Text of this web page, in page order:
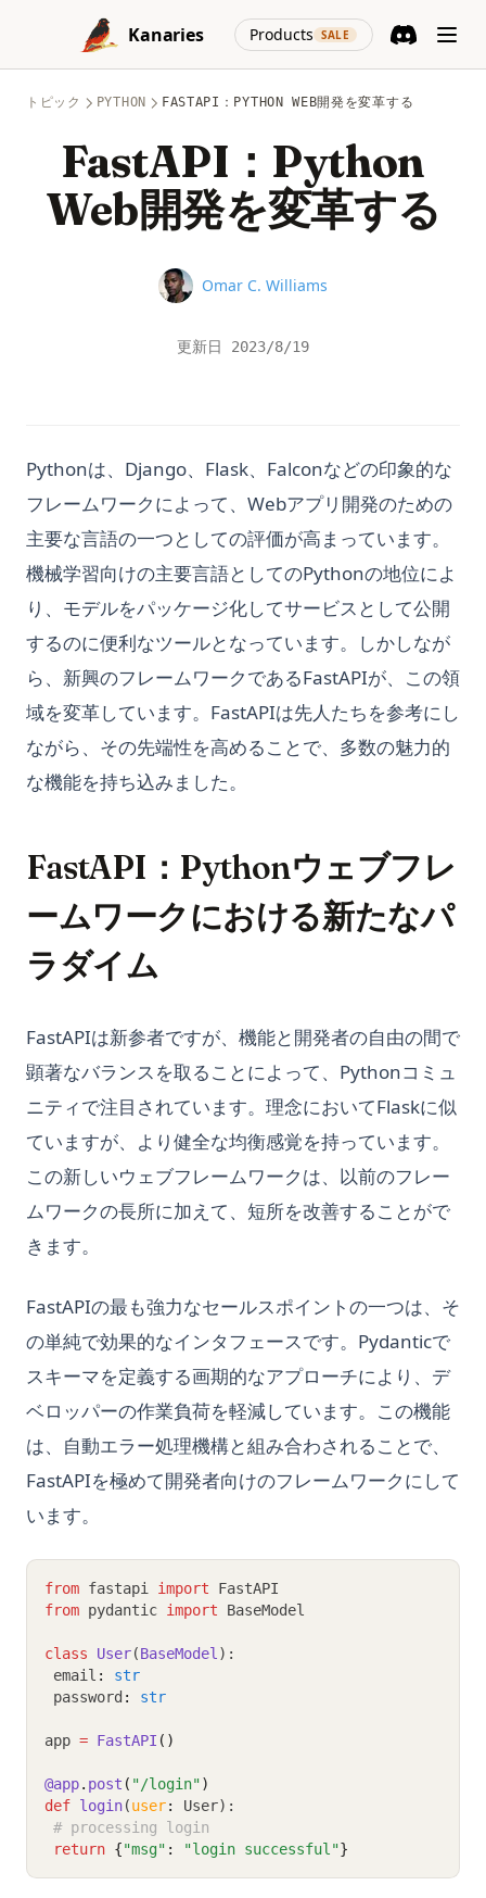
Skip to content
Kanaries
Products SALE
(opens in a
トピック PYTHON FASTAPI：PYTHON WEB開発を変革する
FastAPI：Python
Web開発を変革する
Name
Omar C. Williams
更新日 2023/8/19
Pythonは、Django、Flask、Falconなどの印象的な
フレームワークによって、Webアプリ開発のための
主要な言語の一つとしての評価が高まっています。
機械学習向けの主要言語としてのPythonの地位によ
り、モデルをパッケージ化してサービスとして公開
するのに便利なツールとなっています。しかしなが
ら、新興のフレームワークであるFastAPIが、この領
域を変革しています。FastAPIは先人たちを参考にし
ながら、その先端性を高めることで、多数の魅力的
な機能を持ち込みました。
FastAPI：Pythonウェブフレ
ームワークにおける新たなパ
ラダイム
FastAPIは新参者ですが、機能と開発者の自由の間で
顕著なバランスを取ることによって、Pythonコミュ
ニティで注目されています。理念においてFlaskに似
ていますが、より健全な均衡感覚を持っています。
この新しいウェブフレームワークは、以前のフレー
ムワークの長所に加えて、短所を改善することがで
きます。
FastAPIの最も強力なセールスポイントの一つは、そ
の単純で効果的なインタフェースです。Pydanticで
スキーマを定義する画期的なアプローチにより、デ
ベロッパーの作業負荷を軽減しています。この機能
は、自動エラー処理機構と組み合わされることで、
FastAPIを極めて開発者向けのフレームワークにして
います。
from fastapi import FastAPI
from pydantic import BaseModel
class User(BaseModel ):
email :
str
password : str
app = FastAPI ()
@app. post ( "/login")
def login(user:
User):
# processing login
return {"msg" : "login successful"}